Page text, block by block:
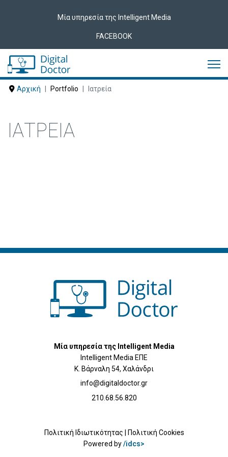
Μία υπηρεσία της Intelligent Media
FACEBOOK
Αρχική Portfolio Ιατρεία
ΙΑΤΡΕΊΑ
Μία υπηρεσία της Intelligent Media
Intelligent Media ΕΠΕ
Κ. Βάρναλη 54, Χαλάνδρι
info@digitaldoctor.gr
210.68.56.820
Πολιτική Ιδιωτικότητας | Πολιτική Cookies
Powered by/idcs>